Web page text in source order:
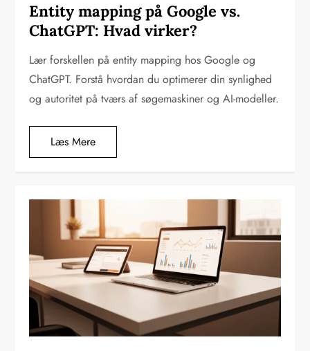
Entity mapping på Google vs.
ChatGPT: Hvad virker?
Lær forskellen på entity mapping hos Google og
ChatGPT. Forstå hvordan du optimerer din synlighed
og autoritet på tværs af søgemaskiner og AI-modeller.
Læs Mere